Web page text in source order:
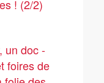
! (2/2)
un doc -
foires de